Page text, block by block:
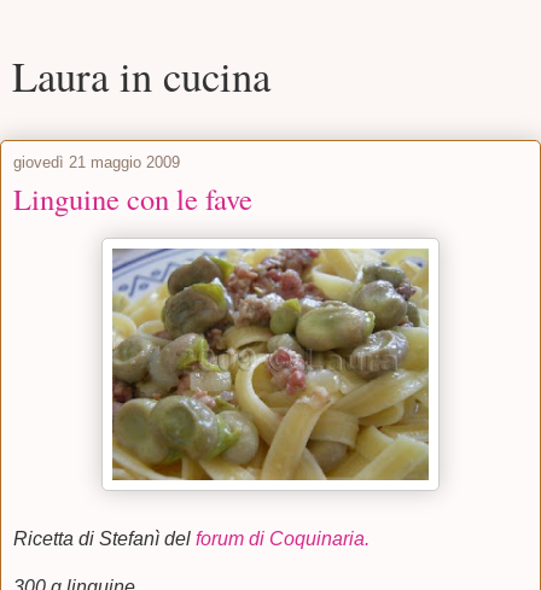
Laura in cucina
giovedì 21 maggio 2009
Linguine con le fave
Ricetta di Stefanì del forum di Coquinaria.